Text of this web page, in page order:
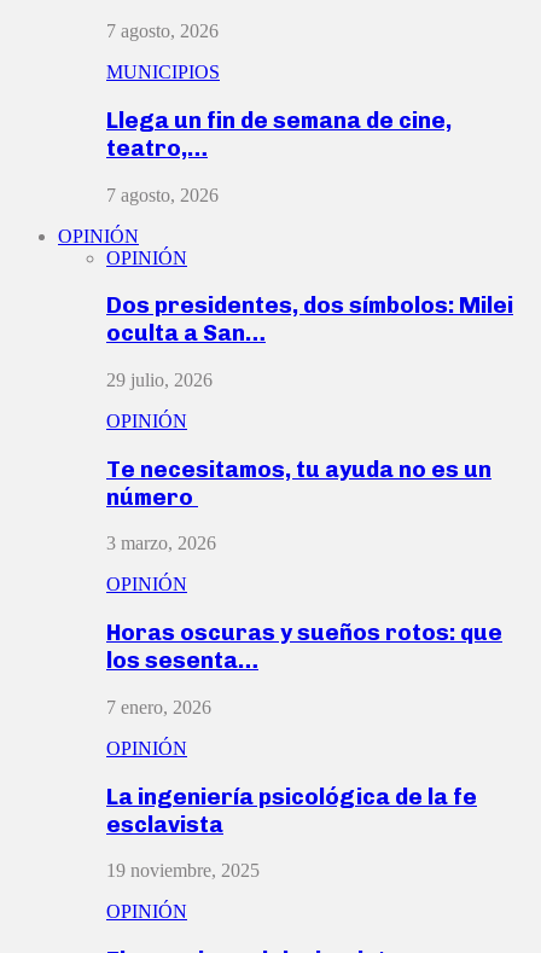
7 agosto, 2026
MUNICIPIOS
Llega un fin de semana de cine,
teatro,…
7 agosto, 2026
OPINIÓN
OPINIÓN
Dos presidentes, dos símbolos: Milei
oculta a San…
29 julio, 2026
OPINIÓN
Te necesitamos, tu ayuda no es un
número
3 marzo, 2026
OPINIÓN
Horas oscuras y sueños rotos: que
los sesenta…
7 enero, 2026
OPINIÓN
La ingeniería psicológica de la fe
esclavista
19 noviembre, 2025
OPINIÓN